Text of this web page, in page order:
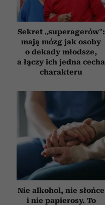
Sekret „superagerów”:
mają mózg jak osoby
o dekady młodsze,
a łączy ich jedna cecha
charakteru
Nie alkohol, nie słońce
i nie papierosy. To